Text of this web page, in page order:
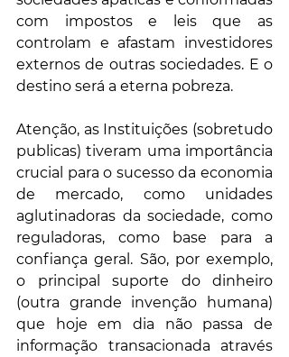
com impostos e leis que as
controlam e afastam investidores
externos de outras sociedades. E o
destino será a eterna pobreza.
Atenção, as Instituições (sobretudo
publicas) tiveram uma importância
crucial para o sucesso da economia
de mercado, como unidades
aglutinadoras da sociedade, como
reguladoras, como base para a
confiança geral. São, por exemplo,
o principal suporte do dinheiro
(outra grande invenção humana)
que hoje em dia não passa de
informação transacionada através